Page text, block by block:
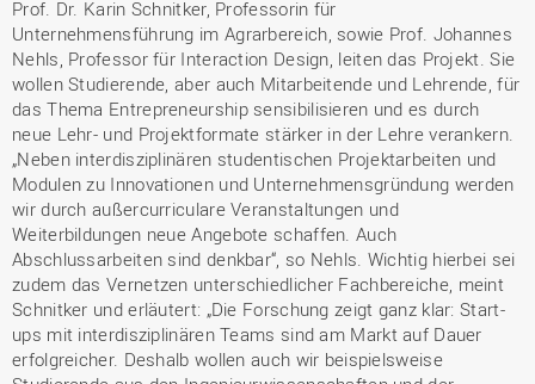
Prof. Dr. Karin Schnitker, Professorin für
Unternehmensführung im Agrarbereich, sowie Prof. Johannes
Nehls, Professor für Interaction Design, leiten das Projekt. Sie
wollen Studierende, aber auch Mitarbeitende und Lehrende, für
das Thema Entrepreneurship sensibilisieren und es durch
neue Lehr- und Projektformate stärker in der Lehre verankern.
„Neben interdisziplinären studentischen Projektarbeiten und
Modulen zu Innovationen und Unternehmensgründung werden
wir durch außercurriculare Veranstaltungen und
Weiterbildungen neue Angebote schaffen. Auch
Abschlussarbeiten sind denkbar“, so Nehls. Wichtig hierbei sei
zudem das Vernetzen unterschiedlicher Fachbereiche, meint
Schnitker und erläutert: „Die Forschung zeigt ganz klar: Start-
ups mit interdisziplinären Teams sind am Markt auf Dauer
erfolgreicher. Deshalb wollen auch wir beispielsweise